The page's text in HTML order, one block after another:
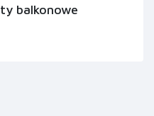
balkonowe